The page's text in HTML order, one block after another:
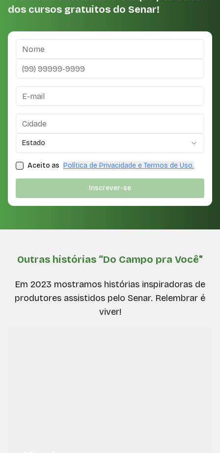
dos cursos gratuitos do Senar!
Nome
Telefone
Email
Cidade
Estado
Estado
Aceito as Política de Privacidade e Termos de Uso.
Inscrever-se
Outras histórias “Do Campo pra Você"
Em 2023 mostramos histórias inspiradoras de
produtores assistidos pelo Senar. Relembrar é
viver!